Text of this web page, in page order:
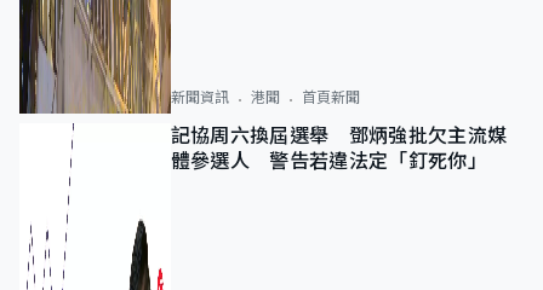
新聞資訊 港聞 首頁新聞
記協周六換屆選舉 鄧炳強批欠主流媒
體參選人 警告若違法定「釘死你」